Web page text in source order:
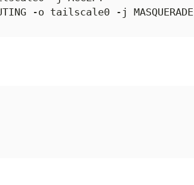
-o tailscale0 -j MASQUERADE